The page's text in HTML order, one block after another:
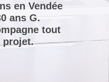
en Vendée
ans G.
tout
projet.